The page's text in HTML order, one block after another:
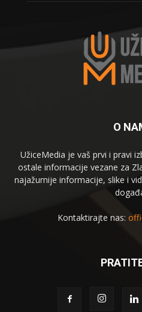
O
UžiceMedia je vaš prvi i pravi
ostale informacije vezane za
najažurnije informacije, slike i
Kontaktirajte nas: